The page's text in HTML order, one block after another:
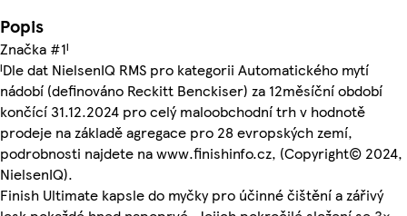
Popis
Značka #1ᴵ
ᴵDle dat NielsenIQ RMS pro kategorii Automatického mytí
nádobí (definováno Reckitt Benckiser) za 12měsíční období
končící 31.12.2024 pro celý maloobchodní trh v hodnotě
prodeje na základě agregace pro 28 evropských zemí,
podrobnosti najdete na www.finishinfo.cz, (Copyright© 2024,
NielsenIQ).
Finish Ultimate kapsle do myčky pro účinné čištění a zářivý